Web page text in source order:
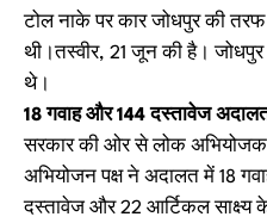
टोल नाके पर कार जोधपुर की
थी।तस्वीर, 21 जून की है।
थे।
18 गवाह और 144 दस्तावेज
सरकार की ओर से लोक अभियोजक
अभियोजन पक्ष ने अदालत में 18
दस्तावेज और 22 आर्टिकल